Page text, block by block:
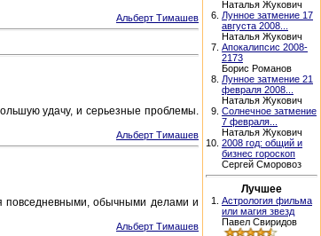
Альберт Тимашев
удачу, и серьезные проблемы.
Альберт Тимашев
повседневными, обычными делами и
Альберт Тимашев
Наталья Жукович
6. Лунное затмение 17
августа 2008...
Наталья Жукович
7. Апокалипсис 2008-
2173
Борис Романов
8. Лунное затмение 21
февраля 2008...
Наталья Жукович
9. Солнечное затмение
7 февраля...
Наталья Жукович
10. 2008 год: общий и
бизнес гороскоп
Сергей Сморовоз
Лучшее
1. Астрология фильма
или магия звезд
Павел Свиридов